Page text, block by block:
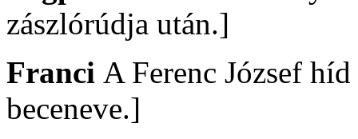
zászlórúdja után.]
Franci A Ferenc József
beceneve.]